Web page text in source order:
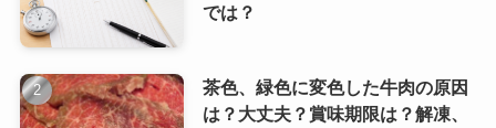
では？
茶色、緑色に変色した牛肉の原因
は？大丈夫？賞味期限は？解凍、